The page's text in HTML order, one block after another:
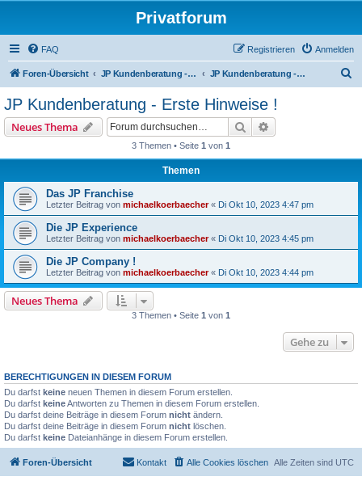
Privatforum
FAQ Anmelden
Registrieren
Foren-Übersicht JP Kundenberatung - Erste Hinweise ! JP Kundenberatung - Erste Hinweise !
JP Kundenberatung - Erste Hinweise !
Neues Thema Suche
3 Themen • Seite 1 von 1
Themen
Das JP Franchise
Letzter Beitrag von michaelkoerbaecher« Di Okt 10, 2023 4:47 pm
Die JP Experience
Letzter Beitrag von michaelkoerbaecher« Di Okt 10, 2023 4:45 pm
Die JP Company !
Letzter Beitrag von michaelkoerbaecher« Di Okt 10, 2023 4:44 pm
Neues Thema
3 Themen • Seite 1 von 1
Gehe zu
BERECHTIGUNGEN IN DIESEM FORUM
Du darfst keine neuen Themen in diesem Forum erstellen.
Du darfst keineAntworten zu Themen in diesem Forum erstellen.
Du darfst deine Beiträge in diesem Forum nicht ändern.
Du darfst deine Beiträge in diesem Forum nicht löschen.
Du darfst keine Dateianhänge in diesem Forum erstellen.
Foren-Übersicht Alle Zeiten sind UTC
Alle Cookies löschen
Kontakt